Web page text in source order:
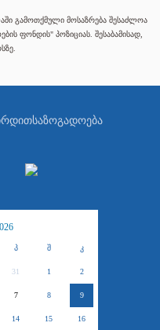
გამოთქმული მოსაზრება შესაძლოა
ფონდის" პოზიციას. შესაბამისად,
საზოგადოება
პ შ კ
31 1 2
7 8 9
14 15 16